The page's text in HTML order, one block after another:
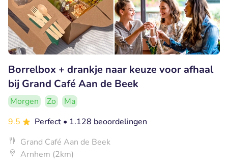
Borrelbox + drankje naar keuze voor afhaal
bij Grand Café Aan de Beek
Morgen Zo
Ma
9.5
Perfect • 1.128 beoordelingen
Grand Café Aan de Beek
Arnhem (2km)